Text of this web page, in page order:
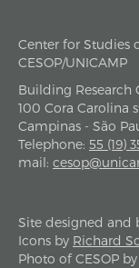
address
Center for Studies
CESOP/UNICAMP
Building Research
100 Cora Carolina
Campinas - São
Telephone: 55 (19)
mail:
Site designed and
Icons by Richard
Photo of CESOP